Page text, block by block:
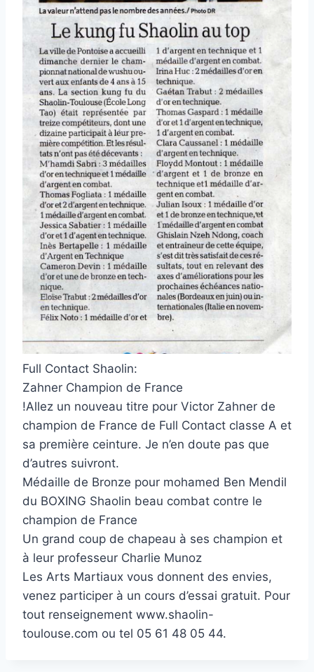
Full Contact Shaolin:
Zahner Champion de France
!Allez un nouveau titre pour Victor Zahner de
champion de France de Full Contact classe A et
sa première ceinture. Je n’en doute pas que
d’autres suivront.
Médaille de Bronze pour mohamed Ben Mendil
du BOXING Shaolin beau combat contre le
champion de France
Un grand coup de chapeau à ses champion et
à leur professeur Charlie Munoz
Les Arts Martiaux vous donnent des envies,
venez participer à un cours d’essai gratuit. Pour
tout renseignement www.shaolin-
toulouse.com ou tel 05 61 48 05 44.